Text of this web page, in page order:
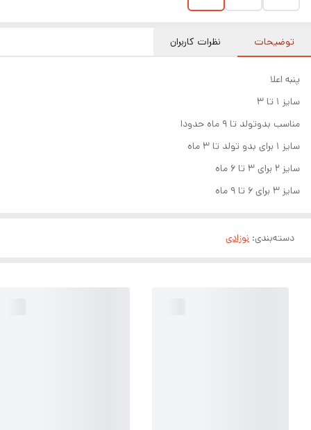
توضیحات نظرات کاربران
پنبه اعلا
سایز ۱ تا ۳
مناسب بدوتولد تا ۹ ماه حدودا
سایز ۱ برای بدو تولد تا ۳ ماه
سایز ۲ برای ۳ تا ۶ ماه
سایز ۳ برای ۶ تا ۹ ماه
دسته‌بندی: نوزادی